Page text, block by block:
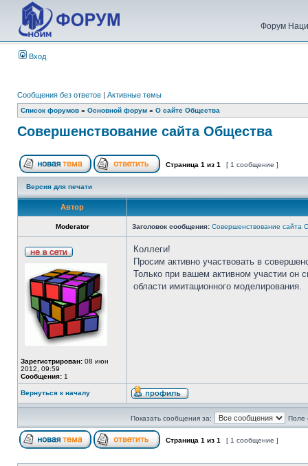
Форум
Вход
Сообщения без ответов | Активные темы
Список форумов » Основной форум » О сайте Общества
Совершенствование сайта Общества
Страница 1 из 1 [ 1 сообщение ]
Версия для печати
Автор
Moderator Заголовок сообщения: Совершенствование сайта
Зарегистрирован: 08 июн
2012, 09:59
Сообщения: 1
Коллеги!
Просим активно участвовать в
Только при вашем активном участии он
области имитационного моделирования.
Вернуться к началу
Показать сообщения за: Поле
Страница 1 из 1 [ 1 сообщение ]